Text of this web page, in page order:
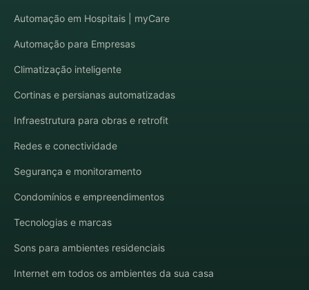
Automação em Hospitais | myCare
Automação para Empresas
Climatização inteligente
Cortinas e persianas automatizadas
Infraestrutura para obras e retrofit
Redes e conectividade
Segurança e monitoramento
Condomínios e empreendimentos
Tecnologias e marcas
Sons para ambientes residenciais
Internet em todos os ambientes da sua casa